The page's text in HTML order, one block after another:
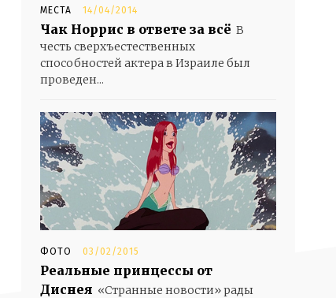
МЕСТА 14/04/2014
Чак Норрис в ответе за всё В
честь сверхъестественных
способностей актера в Израиле был
проведен...
ФОТО 03/02/2015
Реальные принцессы от
Диснея «Странные новости» рады